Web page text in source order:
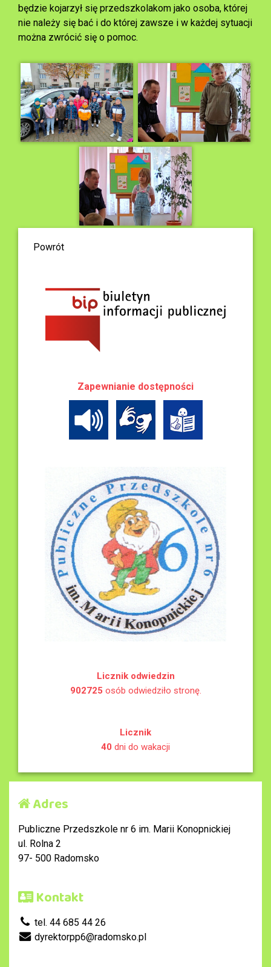
będzie kojarzył się przedszkolakom jako osoba, której
nie należy się bać i do której zawsze i w każdej sytuacji
można zwrócić się o pomoc.
Powrót
Zapewnianie dostępności
Licznik odwiedzin
902725 osób odwiedziło stronę.
Licznik
40 dni do wakacji
Adres
Publiczne Przedszkole nr 6 im. Marii Konopnickiej
ul. Rolna 2
97- 500 Radomsko
Kontakt
tel. 44 685 44 26
dyrektorpp6@radomsko.pl